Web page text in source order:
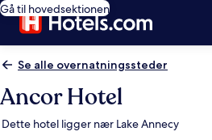
Gå til hovedsektionen
Se alle overnatningssteder
Ancor Hotel
Dette hotel ligger nær Lake Annecy